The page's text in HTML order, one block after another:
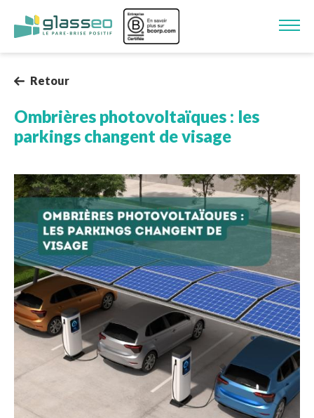
Aller au contenu principal
Image
Retour
Ombrières photovoltaïques : les
parkings changent de visage
Image